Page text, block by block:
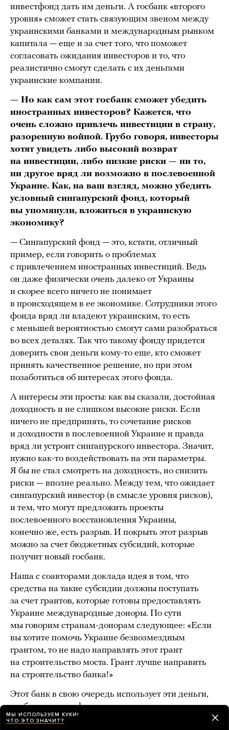
инвестфонд дать им деньги. А госбанк «второго
уровня» сможет стать связующим звеном между
украинскими банками и международным рынком
капитала — еще и за счет того, что поможет
согласовать ожидания инвесторов и то, что
реалистично смогут сделать с их деньгами
украинские компании.
— Но как сам этот госбанк сможет убедить
иностранных инвесторов? Кажется, что
очень сложно привлечь инвестиции в страну,
разоренную войной. Грубо говоря, инвесторы
хотят увидеть либо высокий возврат
на инвестиции, либо низкие риски — ни то,
ни другое вряд ли возможно в послевоенной
Украине. Как, на ваш взгляд, можно убедить
условный сингапурский фонд, который
вы упомянули, вложиться в украинскую
экономику?
— Сингапурский фонд — это, кстати, отличный
пример, если говорить о проблемах
с привлечением иностранных инвестиций. Ведь
он даже физически очень далеко от Украины
и скорее всего ничего не понимает
в происходящем в ее экономике. Сотрудники этого
фонда вряд ли владеют украинским, то есть
с меньшей вероятностью смогут сами разобраться
во всех деталях. Так что такому фонду придется
доверить свои деньги кому-то еще, кто сможет
принять качественное решение, но при этом
позаботиться об интересах этого фонда.
А интересы эти просты: как вы сказали, достойная
доходность и не слишком высокие риски. Если
ничего не предпринять, то сочетание рисков
и доходности в послевоенной Украине и правда
вряд ли устроит сингапурского инвестора. Значит,
нужно как-то воздействовать на эти параметры.
Я бы не стал смотреть на доходность, но снизить
риски — вполне реально. Между тем, что ожидает
сингапурский инвестор (в смысле уровня рисков),
и тем, что могут предложить проекты
послевоенного восстановления Украины,
конечно же, есть разрыв. И покрыть этот разрыв
можно за счет бюджетных субсидий, которые
получит новый госбанк.
Наша с соавторами доклада идея в том, что
средства на такие субсидии должны поступать
за счет грантов, которые готовы предоставлять
Украине международные доноры. По сути
мы говорим странам-донорам следующее: «Если
вы хотите помочь Украине безвозмездным
грантом, то не надо направлять этот грант
на строительство моста. Грант лучше направить
на строительство банка!»
Этот банк в свою очередь использует эти деньги,
чтобы наладить финансирование проектов,
причем таким образом, чтобы снизить риски для
МЫ ИСПОЛЬЗУЕМ КУКИ!
ЧТО ЭТО ЗНАЧИТ?